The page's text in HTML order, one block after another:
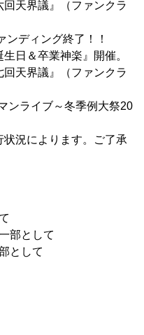
天界議』（ファンクラ
ディング終了！！
＆卒業神楽』開催。
天界議』（ファンクラ
ライブ～冬季例大祭20
況によります。ご了承
部として
として